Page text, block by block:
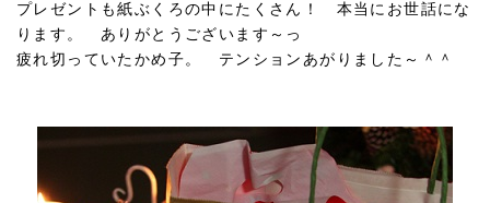
プレゼントも紙ぶくろの中にたくさん！ 本当にお世話にな
ります。 ありがとうございます～っ
疲れ切っていたかめ子。 テンションあがりました～＾＾